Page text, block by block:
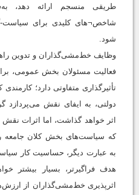
طریقی منسجم ارائه دهد،
شاخص¬های کلیدی برای سیاست-
شود.
وظایف خط‌مشی‌گذاران و تدوین
فعالیت مسئولان بخش عمومی،
تأثیرگذاری متفاوتی دارد؛
دولتی، به ایفای نقش
اثر خواهد گذاشت، اما اثرات
که سیاست‌های بخش کلان جامعه
به عبارت دیگر، حساسیت کار
هدف فراگیرتر، بسیار بیشتر
اثرپذیری خط‌مشی‌گذاران از